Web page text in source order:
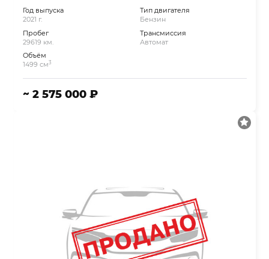
Год выпуска
2021 г.
Пробег
29619 км.
Объём
1499 см3
Тип двигателя
Бензин
Трансмиссия
Автомат
~ 2 575 000 ₽